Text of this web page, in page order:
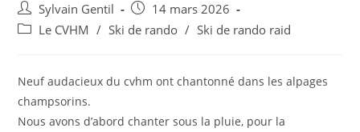
Sylvain Gentil
14 mars 2026
Le CVHM
/ Ski de rando / Ski de rando raid
Neuf audacieux du cvhm ont chantonné dans les alpages
champsorins.
Nous avons d’abord chanter sous la pluie, pour la